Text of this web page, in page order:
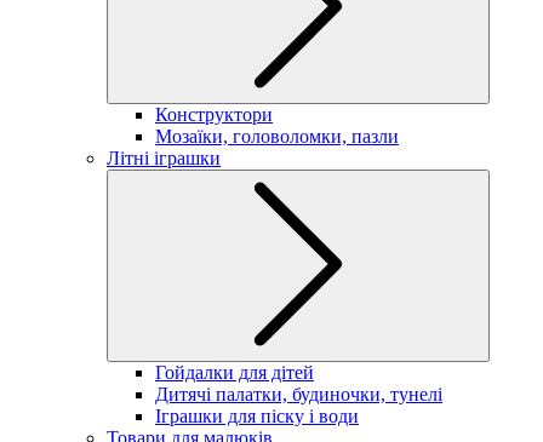
Конструктори
Мозаїки, головоломки, пазли
Літні іграшки
Гойдалки для дітей
Дитячі палатки, будиночки, тунелі
Іграшки для піску і води
Товари для малюків